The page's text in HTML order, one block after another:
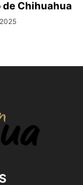
Chihuahua